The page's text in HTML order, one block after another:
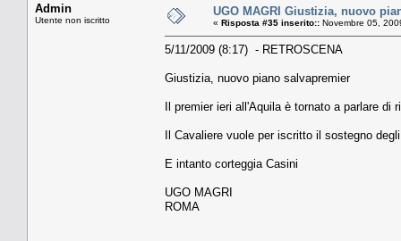
Admin
Utente non iscritto
UGO MAGRI Giustizia, nuovo
« Risposta #35 inserito:: Novembre 05,
5/11/2009 (8:17) - RETROSCENA
Giustizia, nuovo piano salvapremier
Il premier ieri all'Aquila è tornato a parlare di
Il Cavaliere vuole per iscritto il sostegno
E intanto corteggia Casini
UGO MAGRI
ROMA